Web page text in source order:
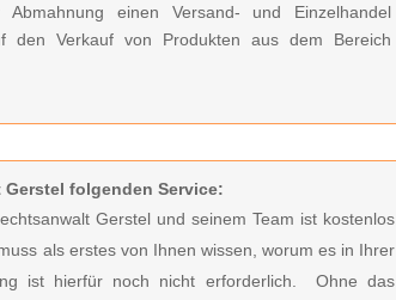
einen Versand- und Einzelhandel
den Verkauf von Produkten aus dem Bereich
folgenden Service:
Gerstel und seinem Team ist kostenlos
als erstes von Ihnen wissen, worum es in Ihrer
ist hierfür noch nicht erforderlich.
Ohne das